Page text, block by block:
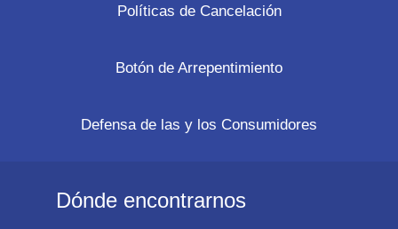
Políticas de Cancelación
Botón de Arrepentimiento
Defensa de las y los Consumidores
Dónde encontrarnos